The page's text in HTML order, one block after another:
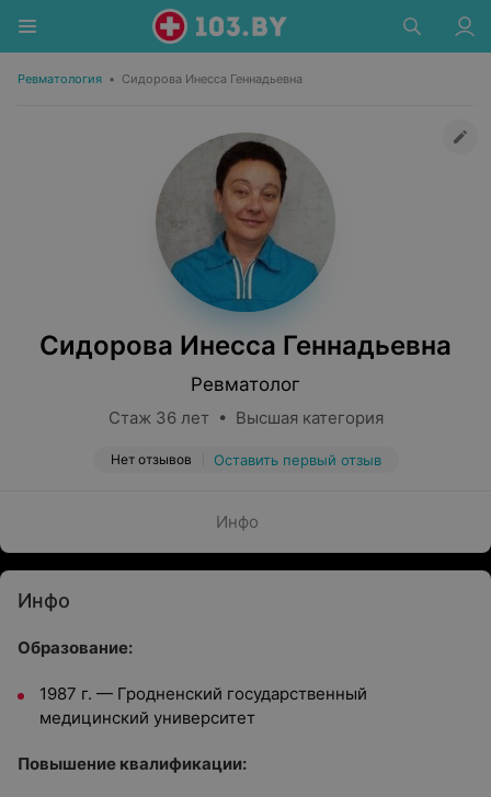
Ревматология • Сидорова Инесса Геннадьевна
Сидорова Инесса Геннадьевна
Ревматолог
Стаж 36 лет • Высшая категория
Нет отзывов Оставить первый отзыв
Инфо
Инфо
Образование:
1987 г. — Гродненский государственный
медицинский университет
Повышение квалификации: